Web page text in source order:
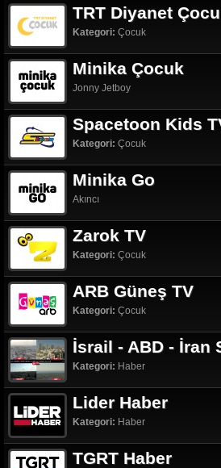
TRT Diyanet
Kategori: Çocuk
Minika Çocuk
Jonny Jetboy
Spacetoon Kids
Kategori: Çocuk
Minika Go
Akıncı
Zarok TV
Kategori: Çocuk
ARB Güneş TV
Kategori: Çocuk
İsrail - ABD - İran
Kategori: Haber
Lider Haber
Kategori: Haber
TGRT Haber